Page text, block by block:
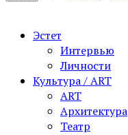
Эстет
Интервью
Личности
Культура / ART
ART
Архитектура
Театр